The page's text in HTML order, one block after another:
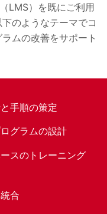
LMS）を既にご利用
のようなテーマでコ
ムの改善をサポート
手順の策定
グラムの設計
スのトレーニング
合